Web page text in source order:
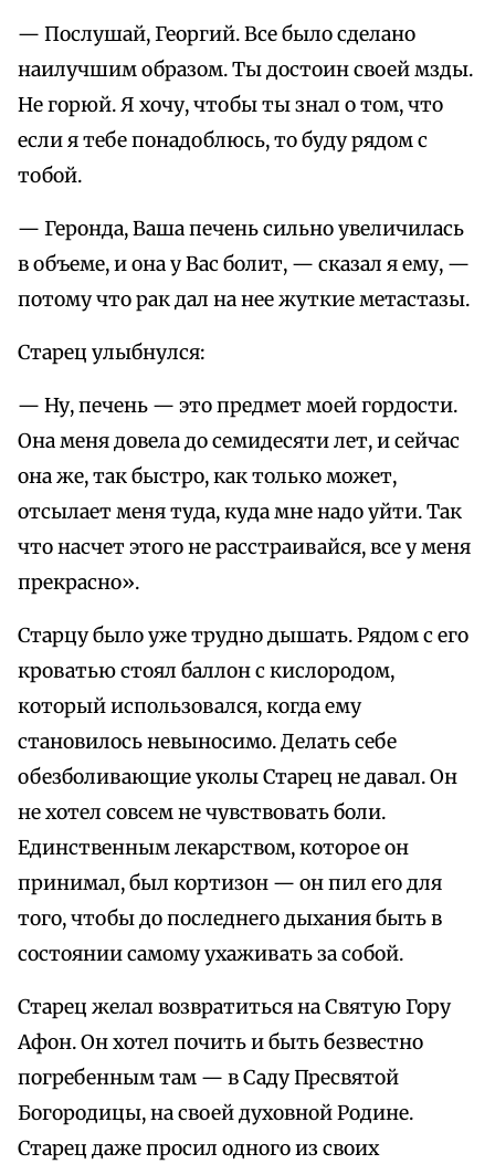
— Послушай, Георгий. Все было сделано
наилучшим образом. Ты достоин своей мзды.
Не горюй. Я хочу, чтобы ты знал о том, что
если я тебе понадоблюсь, то буду рядом с
тобой.
— Геронда, Ваша печень сильно увеличилась
в объеме, и она у Вас болит, — сказал я ему, —
потому что рак дал на нее жуткие метастазы.
Старец улыбнулся:
— Ну, печень — это предмет моей гордости.
Она меня довела до семидесяти лет, и сейчас
она же, так быстро, как только может,
отсылает меня туда, куда мне надо уйти. Так
что насчет этого не расстраивайся, все у меня
прекрасно».
Старцу было уже трудно дышать. Рядом с его
кроватью стоял баллон с кислородом,
который использовался, когда ему
становилось невыносимо. Делать себе
обезболивающие уколы Старец не давал. Он
не хотел совсем не чувствовать боли.
Единственным лекарством, которое он
принимал, был кортизон — он пил его для
того, чтобы до последнего дыхания быть в
состоянии самому ухаживать за собой.
Старец желал возвратиться на Святую Гору
Афон. Он хотел почить и быть безвестно
погребенным там — в Саду Пресвятой
Богородицы, на своей духовной Родине.
Старец даже просил одного из своих